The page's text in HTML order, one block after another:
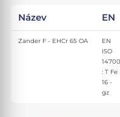
Název EN
Zander F - EHCr 65 OA
EN
ISO
14700
: T Fe
16 -
gz